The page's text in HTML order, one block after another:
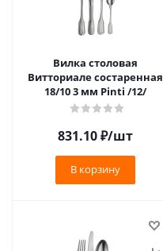
Вилка столовая
Витториале состаренная
18/10 3 мм Pinti /12/
831.10₽/шт
В корзину